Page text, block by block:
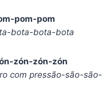
pom-pom
bota-bota-bota
zón-zón-zón
com pressão-são-são-